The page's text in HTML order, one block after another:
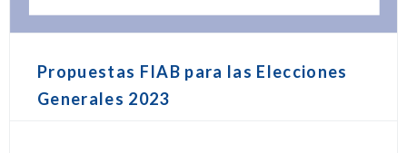
Propuestas FIAB para las Elecciones
Generales 2023